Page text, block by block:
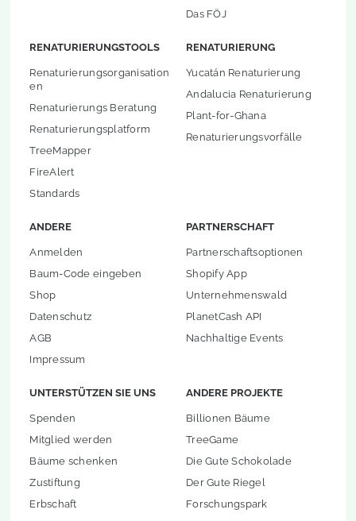
Das FÖJ
RENATURIERUNGSTOOLS
Renaturierungsorganisation
en
Renaturierungs Beratung
Renaturierungsplatform
TreeMapper
FireAlert
Standards
RENATURIERUNG
Yucatán Renaturierung
Andalucia Renaturierung
Plant-for-Ghana
Renaturierungsvorfälle
ANDERE
Anmelden
Baum-Code eingeben
Shop
Datenschutz
AGB
Impressum
PARTNERSCHAFT
Partnerschaftsoptionen
Shopify App
Unternehmenswald
PlanetCash API
Nachhaltige Events
UNTERSTÜTZEN SIE UNS
Spenden
Mitglied werden
Bäume schenken
Zustiftung
Erbschaft
ANDERE PROJEKTE
Billionen Bäume
TreeGame
Die Gute Schokolade
Der Gute Riegel
Forschungspark